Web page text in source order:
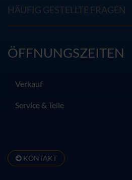
HÄUFIG GESTELLTE FRAGEN
ÖFFNUNGSZEITEN
Verkauf
Service & Teile
KONTAKT